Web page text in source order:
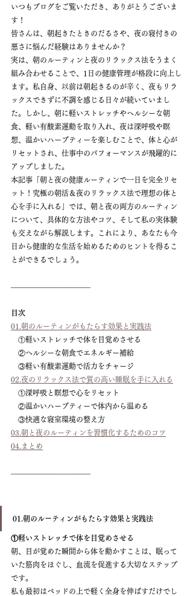
いつもブログをご覧いただき、ありがとうございま
す！
皆さんは、朝起きたときのだるさや、夜の寝付きの
悪さに悩んだ経験はありませんか？
実は、朝のルーティンと夜のリラックス法をうまく
組み合わせることで、1日の健康管理が格段に向上し
ます。私自身、以前は朝起きるのが辛く、夜もリラ
ックスできずに不調を感じる日々が続いていまし
た。しかし、朝に軽いストレッチやヘルシーな朝
食、軽い有酸素運動を取り入れ、夜は深呼吸や瞑
想、温かいハーブティーを楽しむことで、体と心が
リセットされ、仕事中のパフォーマンスが飛躍的に
アップしました。
本記事「朝と夜の健康ルーティンで一日を完全リセ
ット！究極の朝活＆夜のリラックス法で理想の体と
心を手に入れる」では、朝と夜の両方のルーティン
について、具体的な方法やコツ、そして私の実体験
も交えながら解説します。これにより、あなたも今
日から健康的な生活を始めるためのヒントを得るこ
とができるでしょう。
———————————
目次
01.朝のルーティンがもたらす効果と実践法
①軽いストレッチで体を目覚めさせる
②ヘルシーな朝食でエネルギー補給
③軽い有酸素運動で活力をチャージ
02.夜のリラックス法で質の高い睡眠を手に入れる
①深呼吸と瞑想で心をリセット
②温かいハーブティーで体内から温める
③快適な寝室環境の整え方
03.朝と夜のルーティンを習慣化するためのコツ
04.まとめ
———————————
01.朝のルーティンがもたらす効果と実践法
①軽いストレッチで体を目覚めさせる
朝、目が覚めた瞬間から体を動かすことは、眠って
いた筋肉をほぐし、血流を促進する大切なステップ
です。
私も最初はベッドの上で軽く全身を伸ばすだけでし